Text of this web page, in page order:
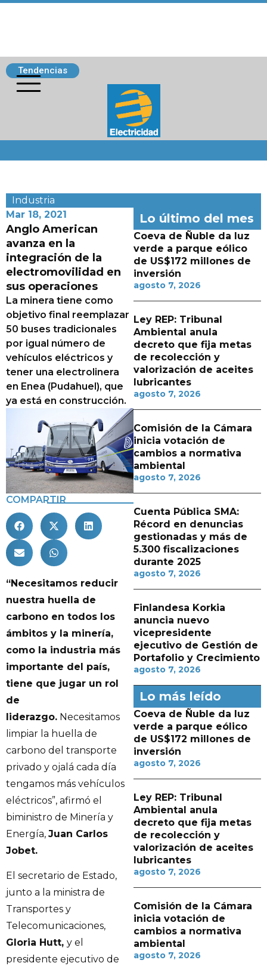
Tendencias
Industria
Mar 18, 2021
Anglo American
avanza en la
integración de la
electromovilidad en
sus operaciones
La minera tiene como
objetivo final reemplazar
50 buses tradicionales
por igual número de
vehículos eléctricos y
tener una electrolinera
en Enea (Pudahuel), que
ya está en construcción.
COMPARTIR
“Necesitamos reducir
nuestra huella de
carbono en todos los
ámbitos y la minería,
como la industria más
importante del país,
tiene que jugar un rol
de
liderazgo. Necesitamos
limpiar la huella de
carbono del transporte
privado y ojalá cada día
tengamos más vehículos
eléctricos”, afirmó el
biministro de Minería y
Energía, Juan Carlos
Jobet.
El secretario de Estado,
junto a la ministra de
Transportes y
Telecomunicaciones,
Gloria Hutt, y el
presidente ejecutivo de
Lo último del mes
Coeva de Ñuble da luz
verde a parque eólico
de US$172 millones de
inversión
agosto 7, 2026
Ley REP: Tribunal
Ambiental anula
decreto que fija metas
de recolección y
valorización de aceites
lubricantes
agosto 7, 2026
Comisión de la Cámara
inicia votación de
cambios a normativa
ambiental
agosto 7, 2026
Cuenta Pública SMA:
Récord en denuncias
gestionadas y más de
5.300 fiscalizaciones
durante 2025
agosto 7, 2026
Finlandesa Korkia
anuncia nuevo
vicepresidente
ejecutivo de Gestión de
Portafolio y Crecimiento
agosto 7, 2026
Lo más leído
Coeva de Ñuble da luz
verde a parque eólico
de US$172 millones de
inversión
agosto 7, 2026
Ley REP: Tribunal
Ambiental anula
decreto que fija metas
de recolección y
valorización de aceites
lubricantes
agosto 7, 2026
Comisión de la Cámara
inicia votación de
cambios a normativa
ambiental
agosto 7, 2026